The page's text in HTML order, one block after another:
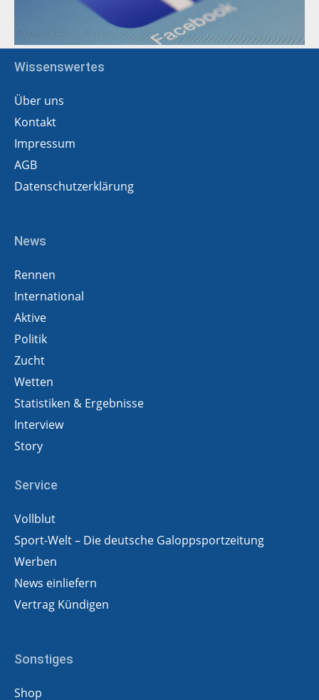
Wissenswertes
Über uns
Kontakt
Impressum
AGB
Datenschutzerklärung
News
Rennen
International
Aktive
Politik
Zucht
Wetten
Statistiken & Ergebnisse
Interview
Story
Service
Vollblut
Sport-Welt – Die deutsche Galoppsportzeitung
Werben
News einliefern
Vertrag Kündigen
Sonstiges
Shop